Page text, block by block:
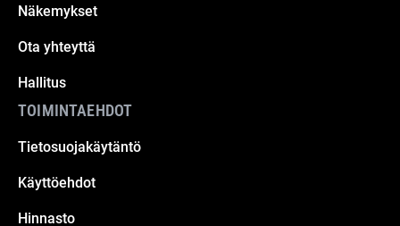
Näkemykset
Ota yhteyttä
Hallitus
TOIMINTAEHDOT
Tietosuojakäytäntö
Käyttöehdot
Hinnasto